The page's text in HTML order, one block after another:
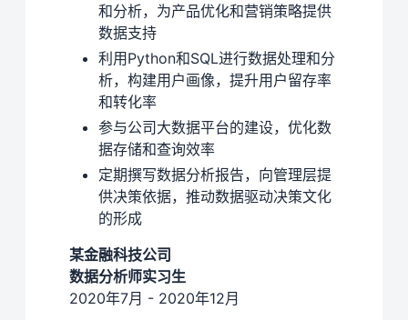
和分析，为产品优化和营销策略提供
数据支持
利用Python和SQL进行数据处理和分
析，构建用户画像，提升用户留存率
和转化率
参与公司大数据平台的建设，优化数
据存储和查询效率
定期撰写数据分析报告，向管理层提
供决策依据，推动数据驱动决策文化
的形成
某金融科技公司
数据分析师实习生
2020年7月 - 2020年12月